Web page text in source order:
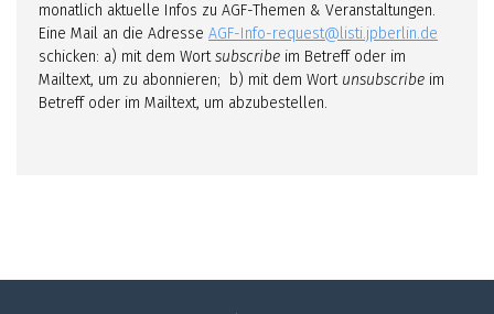
monatlich aktuelle Infos zu AGF-Themen & Veranstaltungen.
Eine Mail an die Adresse AGF-Info-request@listi.jpberlin.de
schicken: a) mit dem Wortsubscribe im Betreff oder im
Mailtext, um zu abonnieren; b) mit dem Wort unsubscribe im
Betreff oder im Mailtext, um abzubestellen.